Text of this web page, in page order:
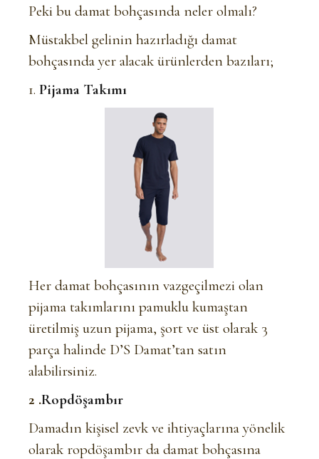
Peki bu damat bohçasında neler olmalı?
Müstakbel gelinin hazırladığı damat
bohçasında yer alacak ürünlerden bazıları;
1.Pijama Takımı
Her damat bohçasının vazgeçilmezi olan
pijama takımlarını pamuklu kumaştan
üretilmiş uzun pijama, şort ve üst olarak 3
parça halinde D’S Damat’tan satın
alabilirsiniz.
2 .Ropdöşambır
Damadın kişisel zevk ve ihtiyaçlarına yönelik
olarak ropdöşambır da damat bohçasına